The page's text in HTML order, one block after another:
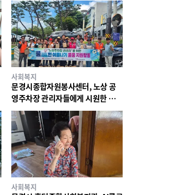
사회복지
문경시종합자원봉사센터, 노상 공
영주차장 관리자들에게 시원한 물품
지원
사회복지